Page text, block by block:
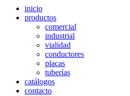
inicio
productos
comercial
industrial
vialidad
conductores
placas
tuberías
catálogos
contacto